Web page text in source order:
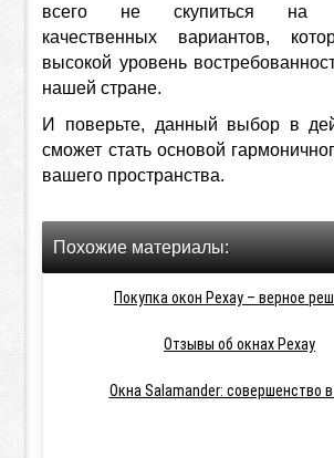
всего не скупиться на
качественных вариантов,
высокой уровень
нашей стране.
И поверьте, данный выбор в
сможет стать основой
вашего пространства.
Похожие материалы:
Покупка окон Рехау – верное
Отзывы об окнах Рехау
Окна Salamander: совершенство